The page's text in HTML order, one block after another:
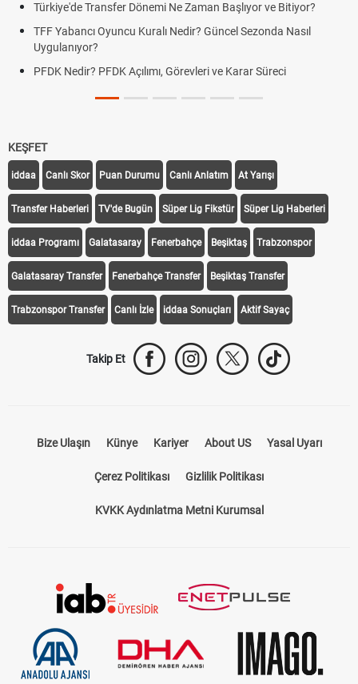
Türkiye'de Transfer Dönemi Ne Zaman Başlıyor ve Bitiyor?
TFF Yabancı Oyuncu Kuralı Nedir? Güncel Sezonda Nasıl
Uygulanıyor?
PFDK Nedir? PFDK Açılımı, Görevleri ve Karar Süreci
KEŞFET
iddaa Canlı Skor Puan Durumu Canlı Anlatım At Yarışı
Transfer Haberleri TV'de Bugün Süper Lig Fikstür Süper Lig Haberleri
iddaa Programı Galatasaray Fenerbahçe Beşiktaş Trabzonspor
Galatasaray Transfer Fenerbahçe Transfer Beşiktaş Transfer
Trabzonspor Transfer Canlı İzle iddaa Sonuçları Aktif Sayaç
Takip Et
Bize Ulaşın Künye Kariyer About US Yasal Uyarı
Çerez Politikası Gizlilik Politikası
KVKK Aydınlatma Metni Kurumsal